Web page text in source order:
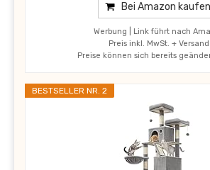
Bei Amazon kaufen
Werbung | Link führt nach
Preis inkl. MwSt. + Versand
Preise können sich bereits
BESTSELLER NR. 2